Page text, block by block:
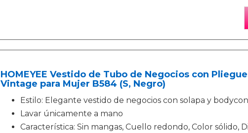
HOMEYEE Vestido de Tubo de Negocios con
Vintage para Mujer B584 (S, Negro)
Estilo: Elegante vestido de negocios con solapa y bodycon
Lavar únicamente a mano
Característica: Sin mangas, Cuello redondo, Color sólido,